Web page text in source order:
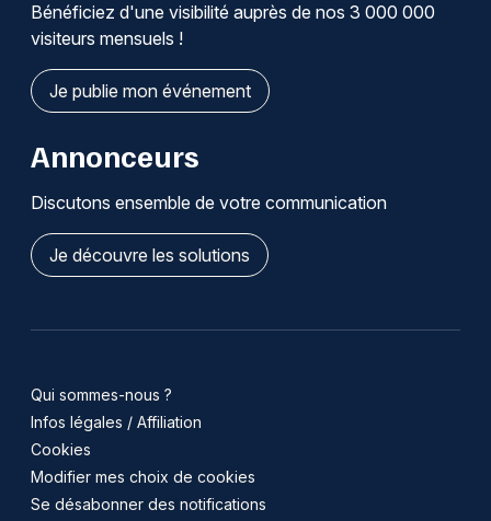
Bénéficiez d'une visibilité auprès de nos 3 000 000
visiteurs mensuels !
Je publie mon événement
Annonceurs
Discutons ensemble de votre communication
Je découvre les solutions
Qui sommes-nous ?
Infos légales / Affiliation
Cookies
Modifier mes choix de cookies
Se désabonner des notifications